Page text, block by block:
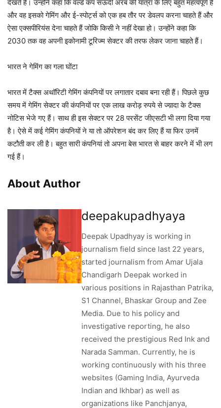
देखते हैं। उन्होंने कहा कि वर्ल्ड कप सऊदी अरब की यात्रा के लिए बहुत महत्वपूर्ण है
और वह इसको गेमिंग और ई-स्पोर्ट्स को एक हब तौर पर डेवलप करना चाहते हैं और
ऐसा एक्सपीरियंस देना चाहते हैं जोकि किसी ने नहीं देखा हो। उन्होंने कहा कि
2030 तक वह अपनी इकोनामी टूरिज्म सेक्टर की तरफ लेकर जाना चाहते हैं।
भारत ने गेमिंग का गला घोंटा
भारत में टैक्स अथॉरिटी गेमिंग कंपनियों पर लगातार दबाव बना रही हैं। पिछले कुछ
समय में गेमिंग सेक्टर की कंपनियों पर एक लाख करोड़ रुपये से ज्य़ादा के टैक्स
नोटिस भेजे गए हैं। साथ ही इस सेक्टर पर 28 परसेंट जीएसटी भी लगा दिया गया
है। ऐसे में कई गेमिंग कंपनियों ने या तो ऑपरेशन बंद कर लिए हैं या फिर उनमें
कटौती कर ली है। बहुत सारी कंपनियां तो अपना बेस भारत से बाहर करने में भी लग
गई हैं।
About Author
deepakupadhyaya
Deepak Upadhyay is working in
journalism field since last 22 years,
started journalism from Amar Ujala
Chandigarh Deepak worked in
various positions in Rajasthan Patrika,
S1 Channel, Bhaskar Group and Zee
Media. Due to his policy and
investigative reporting, he also
received the prestigious Red Ink and
Narada Samman. Currently, he is
working continuously with his three
websites (Gaming India, Ayurveda
Indian and Ikhbar) as well as
organizations like Panchjanya,